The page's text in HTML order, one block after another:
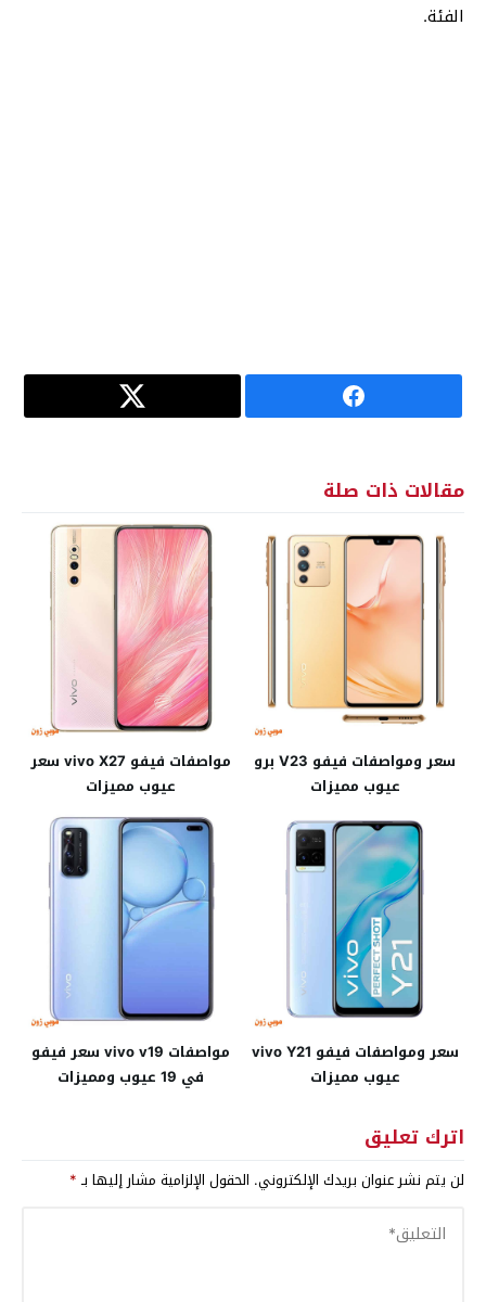
الفئة.
مقالات ذات صلة
سعر ومواصفات فيفو V23 برو
عيوب مميزات
مواصفات فيفو vivo X27 سعر
عيوب مميزات
سعر ومواصفات فيفو vivo Y21
عيوب مميزات
مواصفات vivo v19 سعر فيفو
في 19 عيوب ومميزات
اترك تعليق
لن يتم نشر عنوان بريدك الإلكتروني. الحقول الإلزامية مشار إليها بـ*